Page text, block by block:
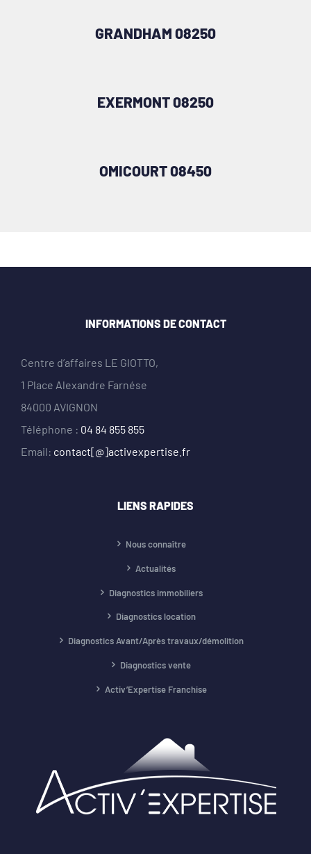
GRANDHAM 08250
EXERMONT 08250
OMICOURT 08450
INFORMATIONS DE CONTACT
Centre d’affaires LE GIOTTO,
1 Place Alexandre Farnése
84000 AVIGNON
Téléphone : 04 84 855 855
Email: contact[@]activexpertise.fr
LIENS RAPIDES
Nous connaître
Actualités
Diagnostics immobiliers
Diagnostics location
Diagnostics Avant/Après travaux/démolition
Diagnostics vente
Activ’Expertise Franchise